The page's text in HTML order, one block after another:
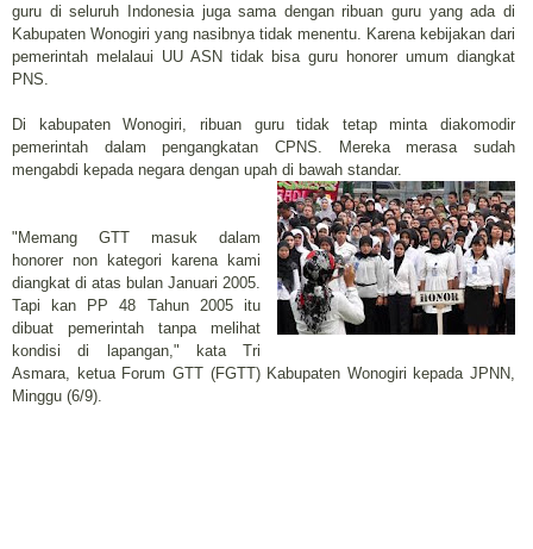
guru di seluruh Indonesia juga sama dengan ribuan guru yang ada di
Kabupaten Wonogiri yang nasibnya tidak menentu. Karena kebijakan dari
pemerintah melalaui UU ASN tidak bisa guru honorer umum diangkat
PNS.
‎Di kabupaten Wonogiri, ribuan guru tidak tetap minta diakomodir
pemerintah dalam pengangkatan CPNS. Mereka merasa sudah
mengabdi kepada negara dengan upah di bawah standar.
"Memang GTT masuk dalam
honorer non kategori karena kami
diangkat di atas bulan Januari 2005.
Tapi kan PP 48 Tahun 2005 itu
dibuat pemerintah tanpa melihat
kondisi di lapangan," kata Tri
Asmara, ketua Forum GTT (FGTT) Kabupaten Wonogiri kepada JPNN,
Minggu (6/9).